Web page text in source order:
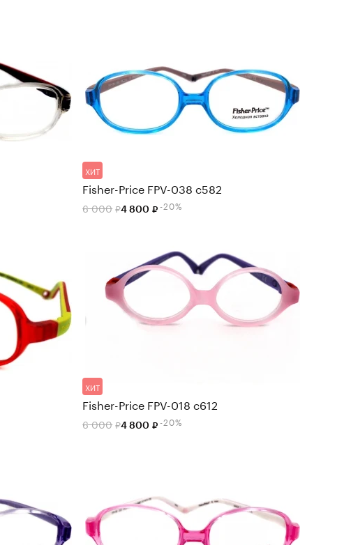
ХИТ
Fisher-Price FPV-038 c582
6 000 4 800 -20%
ХИТ
Fisher-Price FPV-018 c612
6 000 4 800 -20%